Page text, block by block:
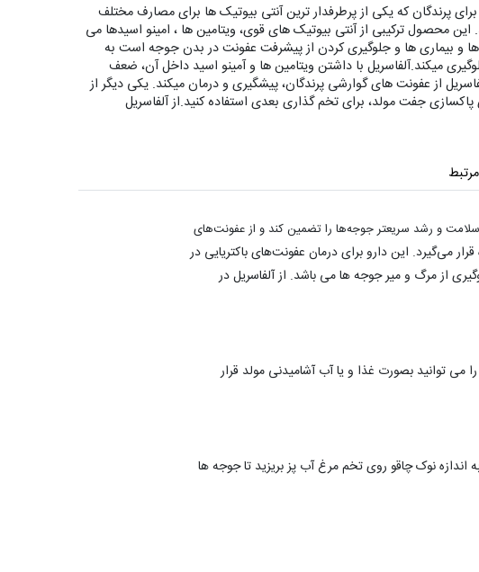
پرندگان که یکی از پرطرفدار ترین آنتی بیوتیک ها برای مصارف مختلف
محصول ترکیبی از آنتی بیوتیک های قوی، ویتامین ها ، امینو اسیدها می
و بیماری ها و جلوگیری کردن از پیشرفت عفونت در بدن جوجه است به
میکند.آلفاسریل با داشتن ویتامین ها و آمینو اسید داخل آن، ضعف
از عفونت های گوارشی پرندگان، پیشگیری و درمان میکند. یکی دیگر از
پاکسازی جفت مولد، برای تخم گذاری بعدی استفاده کنید.از آلفاسریل
سلامت و رشد سریعتر جوجه‌ها را تضمین کند و از عفونت‌های
می‌گیرد. این دارو برای درمان عفونت‌های باکتریایی در
از مرگ و میر جوجه ها می باشد. از آلفاسریل در
می توانید بصورت غذا و یا آب آشامیدنی مولد قرار
نوک چاقو روی تخم مرغ آب پز بریزید تا جوجه ها